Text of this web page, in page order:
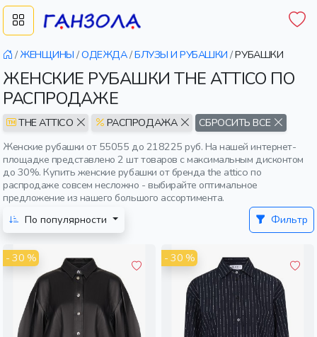
/ ЖЕНЩИНЫ /ОДЕЖДА/БЛУЗЫ И РУБАШКИ /РУБАШКИ
ЖЕНСКИЕ РУБАШКИ THE ATTICO ПО
РАСПРОДАЖЕ
THE ATTICO РАСПРОДАЖА
СБРОСИТЬ ВСЕ
Женские рубашки от 55055 до 218225 руб. На нашей интернет-
площадке представлено 2 шт товаров с максимальным дисконтом
до 30%. Купить женские рубашки от бренда the attico по
распродаже совсем несложно - выбирайте оптимальное
предложение из нашего большого ассортимента.
По популярности
Фильтр
- 30 % - 30 %